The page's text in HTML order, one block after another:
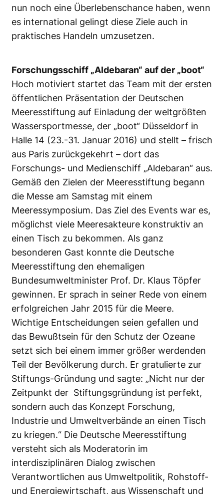
nun noch eine Überlebenschance haben, wenn
es international gelingt diese Ziele auch in
praktisches Handeln umzusetzen.
Forschungsschiff „Aldebaran“ auf der „boot“
Hoch motiviert startet das Team mit der ersten
öffentlichen Präsentation der Deutschen
Meeresstiftung auf Einladung der weltgrößten
Wassersportmesse, der „boot“ Düsseldorf in
Halle 14 (23.-31. Januar 2016) und stellt – frisch
aus Paris zurückgekehrt – dort das
Forschungs- und Medienschiff „Aldebaran“ aus.
Gemäß den Zielen der Meeresstiftung begann
die Messe am Samstag mit einem
Meeressymposium. Das Ziel des Events war es,
möglichst viele Meeresakteure konstruktiv an
einen Tisch zu bekommen. Als ganz
besonderen Gast konnte die Deutsche
Meeresstiftung den ehemaligen
Bundesumweltminister Prof. Dr. Klaus Töpfer
gewinnen. Er sprach in seiner Rede von einem
erfolgreichen Jahr 2015 für die Meere.
Wichtige Entscheidungen seien gefallen und
das Bewußtsein für den Schutz der Ozeane
setzt sich bei einem immer größer werdenden
Teil der Bevölkerung durch. Er gratulierte zur
Stiftungs-Gründung und sagte: „Nicht nur der
Zeitpunkt der Stiftungsgründung ist perfekt,
sondern auch das Konzept Forschung,
Industrie und Umweltverbände an einen Tisch
zu kriegen.“ Die Deutsche Meeresstiftung
versteht sich als Moderatorin im
interdisziplinären Dialog zwischen
Verantwortlichen aus Umweltpolitik, Rohstoff-
und Energiewirtschaft, aus Wissenschaft und